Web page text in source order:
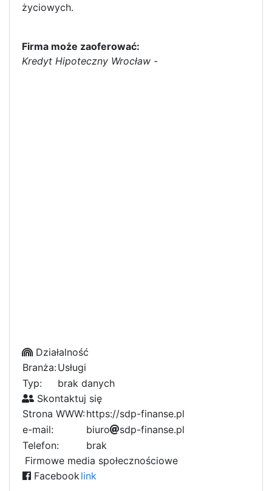
życiowych.
Firma może zaoferować:
Kredyt Hipoteczny Wrocław -
Działalność
Branża:Usługi
Typ:
brak danych
Skontaktuj się
Strona WWW:https://sdp-finanse.pl
e-mail:
bf
1
iuro sdp-finanse.0
pl
Telefon:
brak
Firmowe media społecznościowe
Facebook link